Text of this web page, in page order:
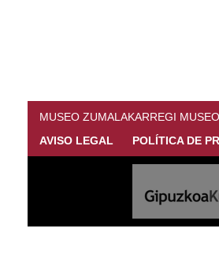
MUSEO ZUMALAKARREGI
AVISO LEGAL
POLÍTICA DE